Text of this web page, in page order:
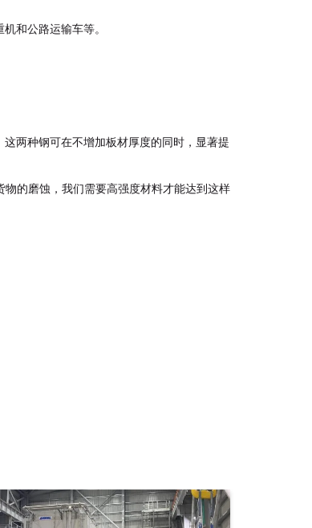
和公路运输车等。
两种钢可在不增加板材厚度的同时，显著提
物的磨蚀，我们需要高强度材料才能达到这样